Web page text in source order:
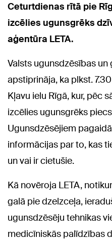
Ceturtdienas rītā pie
izcēlies ugunsgrēks
aģentūra LETA.
Valsts ugunsdzēsības
apstiprināja, ka plkst.
Kļavu ielu Rīgā, kur, pēc
izcēlies ugunsgrēks
Ugunsdzēsējiem
informācijas par to, kas
un vai ir cietušie.
Kā novēroja LETA,
galā pie dzelzceļa,
ugunsdzēsēju tehnikas
medicīniskās palīdzības